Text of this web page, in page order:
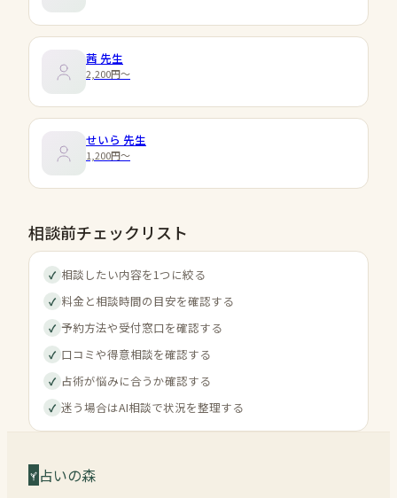
茜 先生
2,200円〜
せいら 先生
1,200円〜
相談前チェックリスト
✓ 相談したい内容を1つに絞る
✓ 料金と相談時間の目安を確認する
✓ 予約方法や受付窓口を確認する
✓ 口コミや得意相談を確認する
✓ 占術が悩みに合うか確認する
✓ 迷う場合はAI相談で状況を整理する
占いの森